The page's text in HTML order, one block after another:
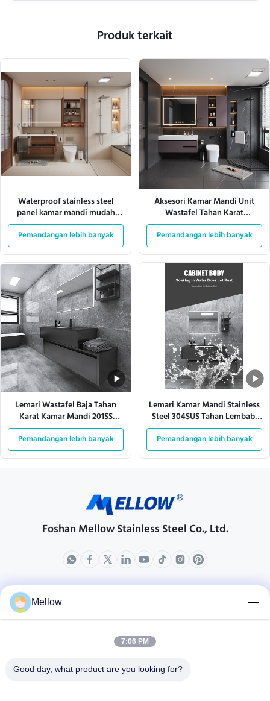
Produk terkait
Waterproof stainless steel
panel kamar mandi mudah
dibersihkan ASTM Standar
tahan korosi tahan lama dan
untuk institusional
Pemandangan lebih banyak
Aksesori Kamar Mandi Unit
Wastafel Tahan Karat
Menawarkan Manfaat Tahan
Karat Jangka Panjang dan
Dekorasi Kamar Mandi yang
Bergaya
Pemandangan lebih banyak
Lemari Wastafel Baja Tahan
Karat Kamar Mandi 201SS
Cermin Penyimpanan Dipasang
di Dinding
Pemandangan lebih banyak
Lemari Kamar Mandi Stainless
Steel 304SUS Tahan Lembab,
Wastafel
Pemandangan lebih banyak
Foshan Mellow Stainless Steel Co., Ltd.
Produk
Profil Perusahaan
Tur Pabrik
Kasus-kasus
Mellow
7:06 PM
Good day, what product are you looking for?